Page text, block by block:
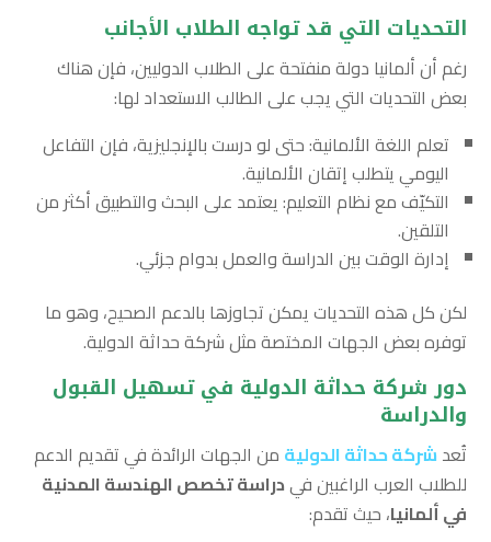
التحديات التي قد تواجه الطلاب الأجانب
رغم أن ألمانيا دولة منفتحة على الطلاب الدوليين، فإن هناك
بعض التحديات التي يجب على الطالب الاستعداد لها:
تعلم اللغة الألمانية: حتى لو درست بالإنجليزية، فإن التفاعل
اليومي يتطلب إتقان الألمانية.
التكيّف مع نظام التعليم: يعتمد على البحث والتطبيق أكثر من
التلقين.
إدارة الوقت بين الدراسة والعمل بدوام جزئي.
لكن كل هذه التحديات يمكن تجاوزها بالدعم الصحيح، وهو ما
توفره بعض الجهات المختصة مثل شركة حداثة الدولية.
دور شركة حداثة الدولية في تسهيل القبول
والدراسة
تُعدشركة حداثة الدولية من الجهات الرائدة في تقديم الدعم
للطلاب العرب الراغبين فيدراسة تخصص الهندسة المدنية
في ألمانيا، حيث تقدم: